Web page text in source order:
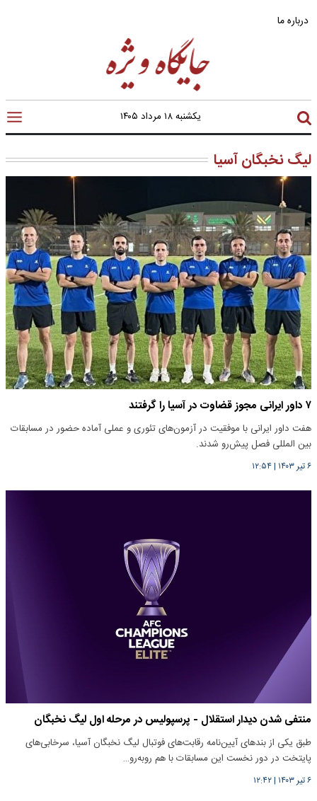
درباره ما
یکشنبه ۱۸ مرداد ۱۴۰۵
لیگ نخبگان آسیا
۷ داور ایرانی مجوز قضاوت در آسیا را گرفتند
هفت داور ایرانی با موفقیت در آزمون‌های تئوری و عملی آماده حضور در مسابقات
بین المللی فصل پیش‌رو شدند.
۶ تیر ۱۴۰۳ |۱۲:۵۴
منتفی شدن دیدار استقلال - پرسپولیس در مرحله اول لیگ نخبگان
طبق یکی از بندهای آیین‌نامه رقابت‌های فوتبال لیگ نخبگان آسیا، سرخابی‌های
پایتخت در دور نخست این مسابقات با هم روبه‌رو…
۶ تیر ۱۴۰۳ |۱۲:۴۲